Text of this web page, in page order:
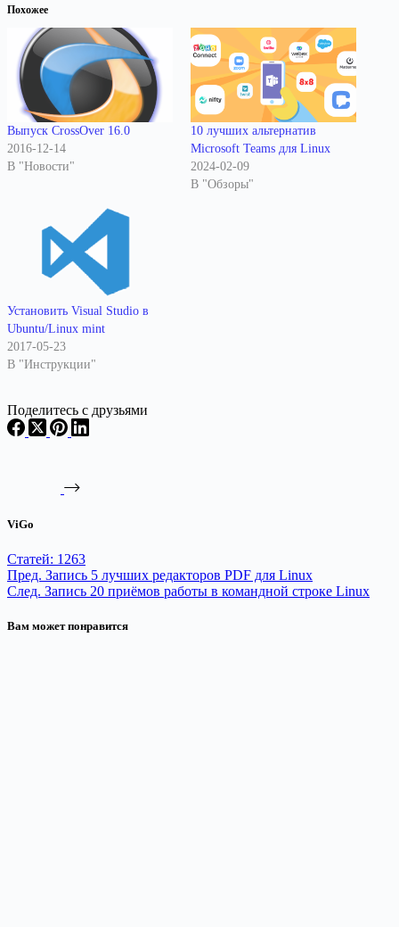
Похожее
Выпуск CrossOver 16.0
2016-12-14
В "Новости"
10 лучших альтернатив
Microsoft Teams для Linux
2024-02-09
В "Обзоры"
Установить Visual Studio в
Ubuntu/Linux mint
2017-05-23
В "Инструкции"
Поделитесь с друзьями
ViGo
Статей: 1263
Пред. Запись 5 лучших редакторов PDF для Linux
След. Запись 20 приёмов работы в командной строке Linux
Вам может понравится